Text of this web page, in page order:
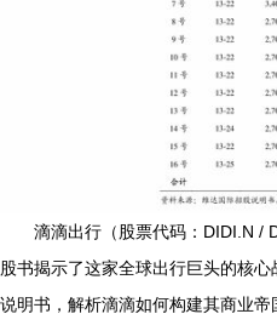
滴滴出行（股票代码：DIDI.N /
股书揭示了这家全球出行巨头的核
说明书，解析滴滴如何构建其商业帝